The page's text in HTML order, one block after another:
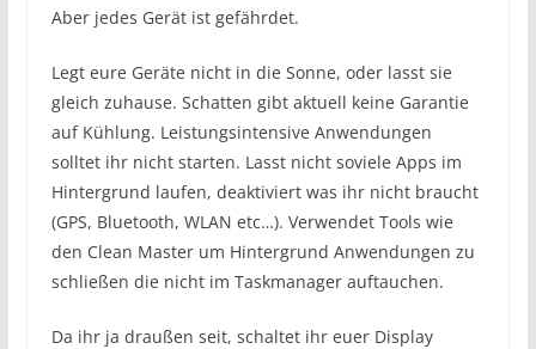
Aber jedes Gerät ist gefährdet.
Legt eure Geräte nicht in die Sonne, oder lasst sie
gleich zuhause. Schatten gibt aktuell keine Garantie
auf Kühlung. Leistungsintensive Anwendungen
solltet ihr nicht starten. Lasst nicht soviele Apps im
Hintergrund laufen, deaktiviert was ihr nicht braucht
(GPS, Bluetooth, WLAN etc…). Verwendet Tools wie
den Clean Master um Hintergrund Anwendungen zu
schließen die nicht im Taskmanager auftauchen.
Da ihr ja draußen seit, schaltet ihr euer Display